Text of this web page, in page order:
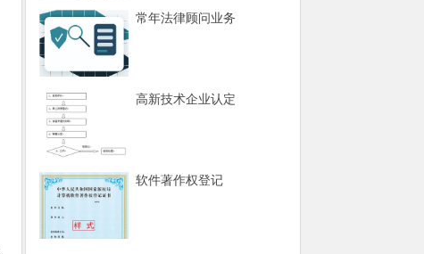
常年法律顾问业务
高新技术企业认定
软件著作权登记